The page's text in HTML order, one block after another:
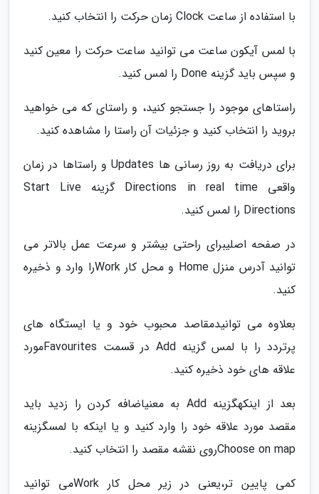
با استفاده از ساعت Clock زمان حرکت را انتخاب کنید.
با لمس آیکون ساعت می توانید ساعت حرکت را معین کنید
و سپس باید گزینه Done را لمس کنید.
راستاهای موجود را جستجو کنید، و راستای که می خواهید
بروید را انتخاب کنید و جزئیات آن راستا را مشاهده کنید.
برای دریافت به روز رسانی ها Updates و راستاها در زمان
واقعی Directions in real time گزینه Start Live
Directions را لمس کنید.
در صفحه اصلیبرای راحتی بیشتر و سرعت عمل بالاتر می
توانید آدرس منزل Home و محل کار Workرا وارد و ذخیره
کنید.
بعلاوه می توانیدمقاصد محبوب خود و یا ایستگاه های
پرتردد را با لمس گزینه Add در قسمت Favouritesمورد
علاقه های خود ذخیره کنید.
بعد از اینکهگزینه Add به معنیاضافه کردن را زدید باید
مقصد مورد علاقه خود را وارد کنید و یا اینکه با لمسگزینه
Choose on mapروی نقشه مقصد را انتخاب کنید.
کمی پایین تر،یعنی در زیر محل کار Workمی توانید